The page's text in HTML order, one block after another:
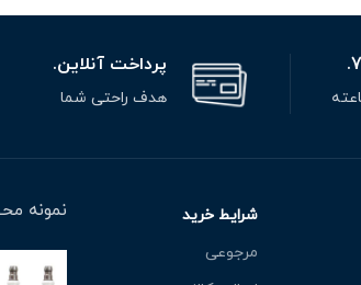
پرداخت آنلاین.
هدف راحتی شما
شرایط خرید
مرجوعی
نمونه